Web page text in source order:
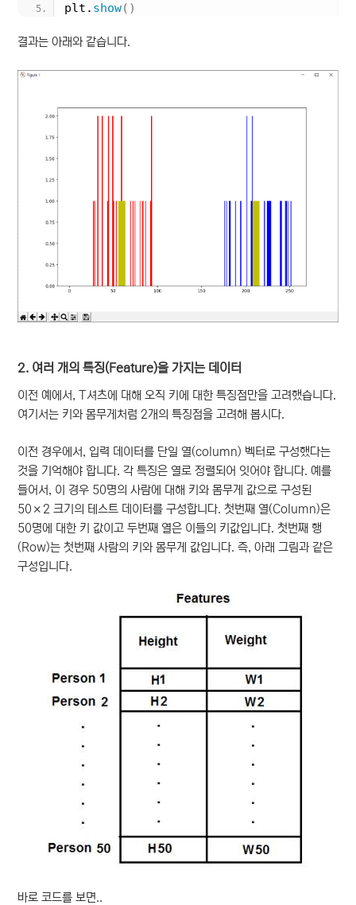
plt. show()
결과는 아래와 같습니다.
2. 여러 개의 특징(Feature)을 가지는 데이터
이전 예에서, T셔츠에 대해 오직 키에 대한 특징점만을 고려했습니다.
여기서는 키와 몸무게처럼 2개의 특징점을 고려해 봅시다.
이전 경우에서, 입력 데이터를 단일 열(column) 벡터로 구성했다는
것을 기억해야 합니다. 각 특징은 열로 정렬되어 잇어야 합니다. 예를
들어서, 이 경우 50명의 사람에 대해 키와 몸무게 값으로 구성된
50×2 크기의 테스트 데이터를 구성합니다. 첫번째 열(Column)은
50명에 대한 키 값이고 두번째 열은 이들의 키값입니다. 첫번째 행
(Row)는 첫번째 사람의 키와 몸무게 값입니다. 즉, 아래 그림과 같은
구성입니다.
바로 코드를 보면..